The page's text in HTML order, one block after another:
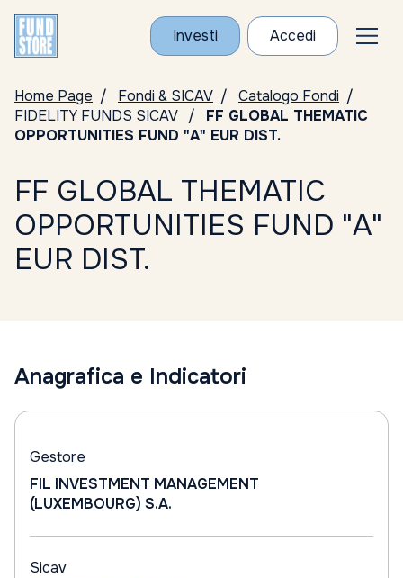
Investi Accedi
Home Page Fondi & SICAV
Catalogo Fondi
FIDELITY FUNDS SICAV
FF GLOBAL THEMATIC
OPPORTUNITIES FUND "A" EUR DIST.
FF GLOBAL THEMATIC
OPPORTUNITIES FUND "A"
EUR DIST.
Anagrafica e Indicatori
Gestore
FIL INVESTMENT MANAGEMENT
(LUXEMBOURG) S.A.
Sicav